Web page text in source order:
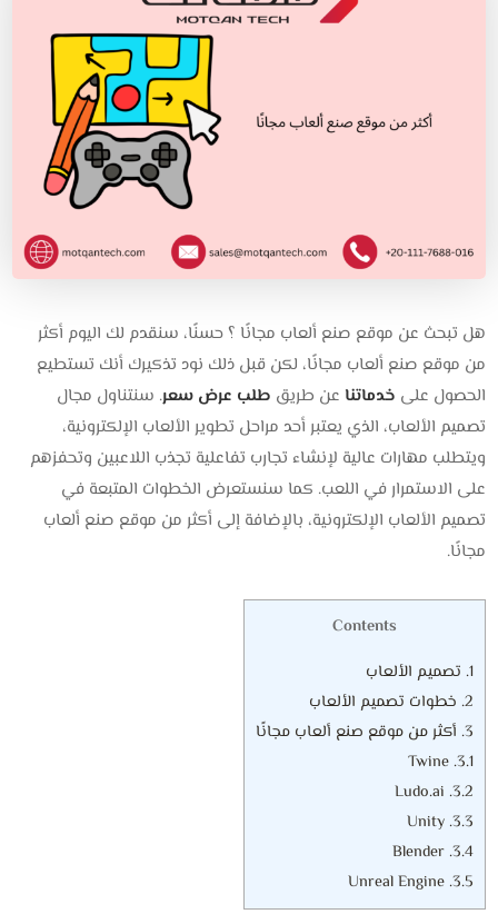
هل تبحث عن موقع صنع ألعاب مجانًا ؟ حسنًا، سنقدم لك اليوم أكثر
من موقع صنع ألعاب مجانًا، لكن قبل ذلك نود تذكيرك أنك تستطيع
الحصول على خدماتنا عن طريق طلب عرض سعر. سنتناول مجال
تصميم الألعاب، الذي يعتبر أحد مراحل تطوير الألعاب الإلكترونية،
ويتطلب مهارات عالية لإنشاء تجارب تفاعلية تجذب اللاعبين وتحفزهم
على الاستمرار في اللعب. كما سنستعرض الخطوات المتبعة في
تصميم الألعاب الإلكترونية، بالإضافة إلى أكثر من موقع صنع ألعاب
مجانًا.
Contents
1. تصميم الألعاب
2. خطوات تصميم الألعاب
3. أكثر من موقع صنع ألعاب مجانًا
3.1.
Twine
3.2.
3.3.
Unity
3.4.
Blender
3.5.
Unreal Engine